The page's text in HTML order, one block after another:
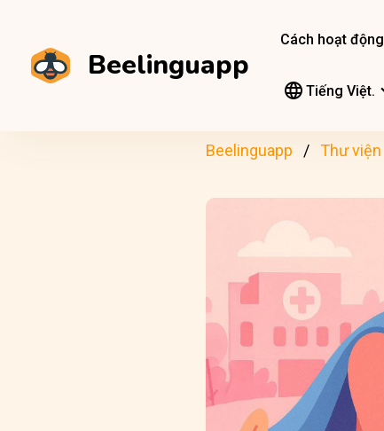
Beelinguapp
Cách hoạt động
Tiếng Việt.
Beelinguapp Thư viện